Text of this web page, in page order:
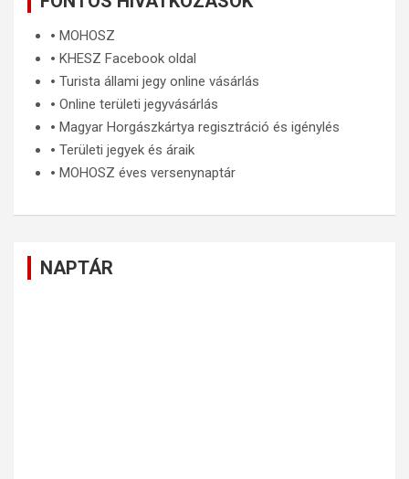
🞄 MOHOSZ
🞄 KHESZ Facebook oldal
🞄 Turista állami jegy online vásárlás
🞄 Online területi jegyvásárlás
🞄 Magyar Horgászkártya regisztráció és igénylés
🞄 Területi jegyek és áraik
🞄 MOHOSZ éves versenynaptár
NAPTÁR